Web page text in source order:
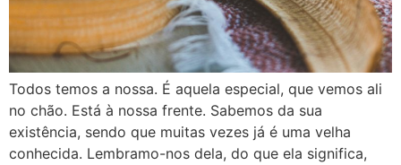
Todos temos a nossa. É aquela especial, que vemos ali
no chão. Está à nossa frente. Sabemos da sua
existência, sendo que muitas vezes já é uma velha
conhecida. Lembramo-nos dela, do que ela significa,